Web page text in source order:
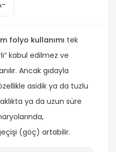
-
folyo kullanımı tek
kabul edilmez ve
Ancak gıdayla
asidik ya da tuzlu
ya da uzun süre
(göç) artabilir.